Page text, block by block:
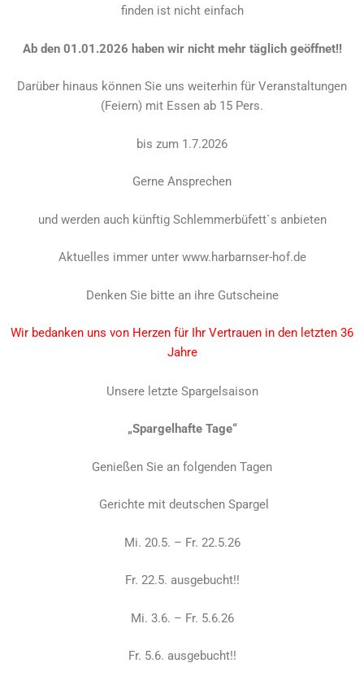
finden ist nicht einfach
Ab den 01.01.2026 haben wir nicht mehr täglich geöffnet!!
Darüber hinaus können Sie uns weiterhin für Veranstaltungen
(Feiern) mit Essen ab 15 Pers.
bis zum 1.7.2026
Gerne Ansprechen
und werden auch künftig Schlemmerbüfett`s anbieten
Aktuelles immer unter www.harbarnser-hof.de
Denken Sie bitte an ihre Gutscheine
Wir bedanken uns von Herzen für Ihr Vertrauen in den letzten 36
Jahre
Unsere letzte Spargelsaison
„Spargelhafte Tage“
Genießen Sie an folgenden Tagen
Gerichte mit deutschen Spargel
Mi. 20.5. – Fr. 22.5.26
Fr. 22.5. ausgebucht!!
Mi. 3.6. – Fr. 5.6.26
Fr. 5.6. ausgebucht!!